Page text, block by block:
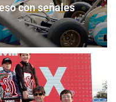
con señales